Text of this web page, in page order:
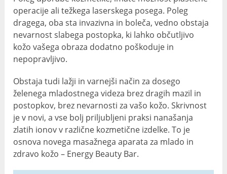
operacije ali težkega laserskega posega. Poleg
dragega, oba sta invazivna in boleča, vedno obstaja
nevarnost slabega postopka, ki lahko občutljivo
kožo vašega obraza dodatno poškoduje in
nepopravljivo.
Obstaja tudi lažji in varnejši način za dosego
želenega mladostnega videza brez dragih mazil in
postopkov, brez nevarnosti za vašo kožo. Skrivnost
je v novi, a vse bolj priljubljeni praksi nanašanja
zlatih ionov v različne kozmetične izdelke. To je
osnova novega masažnega aparata za mlado in
zdravo kožo – Energy Beauty Bar.